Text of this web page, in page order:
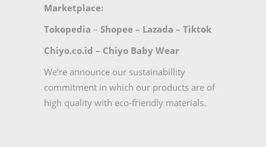
Marketplace:
Tokopedia – Shopee – Lazada – Tiktok
Chiyo.co.id – Chiyo Baby Wear
We’re announce our sustainabillity
commitment in which our products are of
high quality with eco-friendly materials.